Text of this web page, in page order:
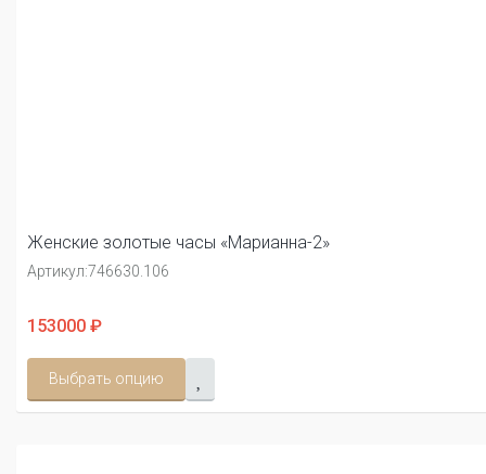
Женские золотые часы «Марианна-2»
Артикул:746630.106
153000 ₽
Выбрать опцию